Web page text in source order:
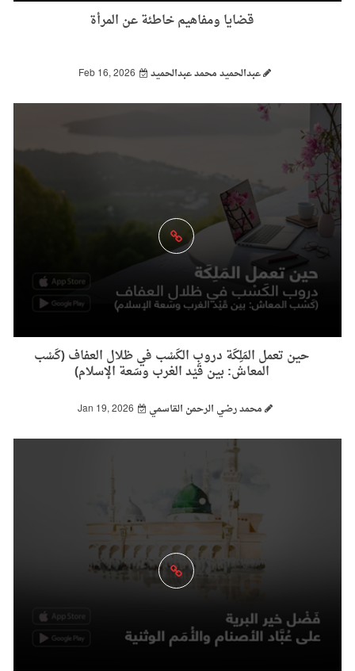
قضايا ومفاهيم خاطئة عن المرأة
عبدالحميد محمد عبدالحميد Feb 16, 2026
حين تعمل المَلِكَة دروب الكَسْب في ظلال العفاف (كَسْب
المعاش: بين قَيْد الغرب وسَعة الإسلام)
محمد رضي الرحمن القاسمي Jan 19, 2026